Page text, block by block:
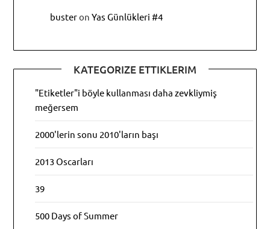
busteronYas Günlükleri #4
KATEGORIZE ETTIKLERIM
"Etiketler"i böyle kullanması daha zevkliymiş
meğersem
2000'lerin sonu 2010'ların başı
2013 Oscarları
39
500 Days of Summer